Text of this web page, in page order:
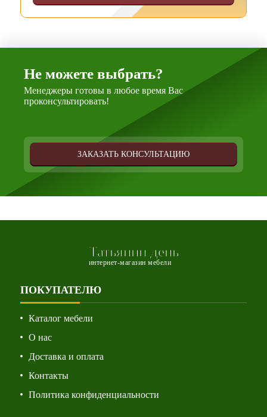
Не можете выбрать?
Менеджеры готовы в любое время Вас
проконсультировать!
ЗАКАЗАТЬ КОНСУЛЬТАЦИЮ
Татьянин день
интернет-магазин мебели
ПОКУПАТЕЛЮ
Каталог мебели
О нас
Доставка и оплата
Контакты
Политика конфиденциальности